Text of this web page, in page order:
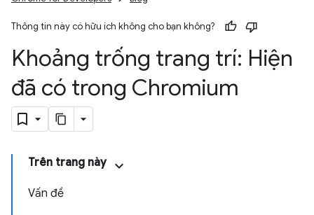
Thông tin này có hữu ích không cho bạn không?
Khoảng trống trang trí: Hiện
đã có trong Chromium
Trên trang này
Vấn đề